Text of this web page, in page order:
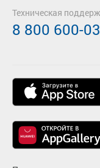
Техническая
8 800 600-